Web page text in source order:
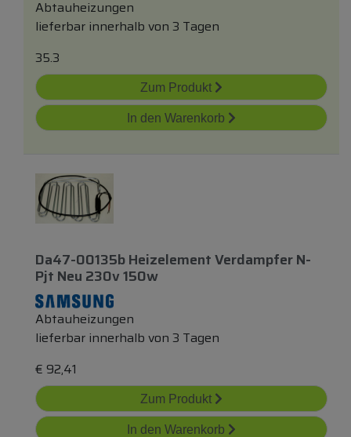
Abtauheizungen
lieferbar innerhalb von 3 Tagen
35.3
Zum Produkt
In den Warenkorb
Da47-00135b Heizelement Verdampfer N-
Pjt Neu 230v 150w
Abtauheizungen
lieferbar innerhalb von 3 Tagen
€ 92,41
Zum Produkt
In den Warenkorb